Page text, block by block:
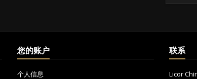
您的账户
个人信息
联系
Licor